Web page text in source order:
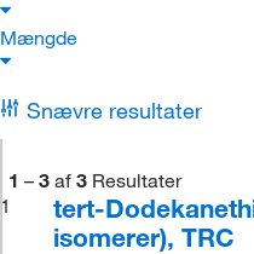
Mængde
Snævre resultater
1 – 3 af 3 Resultater
1
tert-
isomerer), TRC